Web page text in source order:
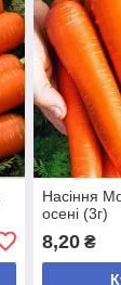
Насіння
осені (3г)
8,20₴